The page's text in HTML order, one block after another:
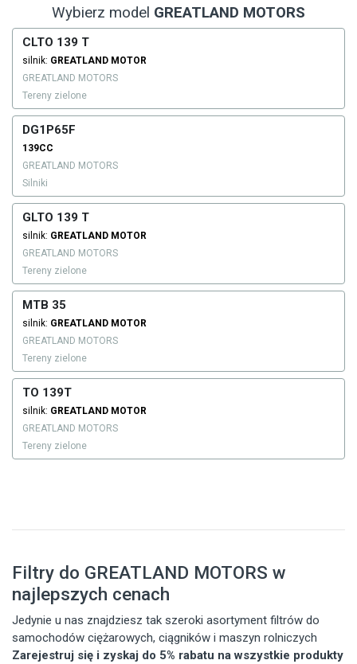
Wybierz model GREATLAND MOTORS
CLTO 139 T
silnik: GREATLAND MOTOR
GREATLAND MOTORS
Tereny zielone
DG1P65F
139CC
GREATLAND MOTORS
Silniki
GLTO 139 T
silnik: GREATLAND MOTOR
GREATLAND MOTORS
Tereny zielone
MTB 35
silnik: GREATLAND MOTOR
GREATLAND MOTORS
Tereny zielone
TO 139T
silnik: GREATLAND MOTOR
GREATLAND MOTORS
Tereny zielone
Filtry do GREATLAND MOTORS w
najlepszych cenach
Jedynie u nas znajdziesz tak szeroki asortyment filtrów do
samochodów ciężarowych, ciągników i maszyn rolniczych
Zarejestruj się i zyskaj do 5% rabatu na wszystkie produkty